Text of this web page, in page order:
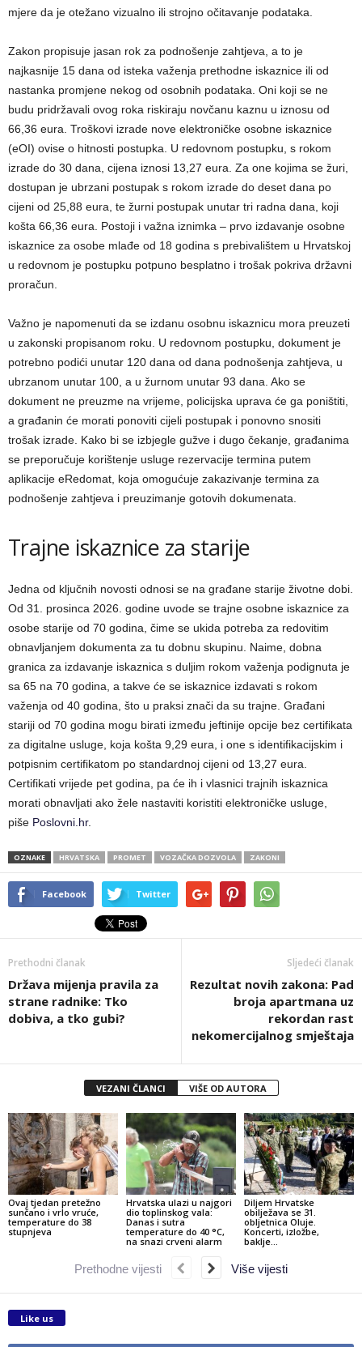
mjere da je otežano vizualno ili strojno očitavanje podataka.
Zakon propisuje jasan rok za podnošenje zahtjeva, a to je
najkasnije 15 dana od isteka važenja prethodne iskaznice ili od
nastanka promjene nekog od osobnih podataka. Oni koji se ne
budu pridržavali ovog roka riskiraju novčanu kaznu u iznosu od
66,36 eura. Troškovi izrade nove elektroničke osobne iskaznice
(eOI) ovise o hitnosti postupka. U redovnom postupku, s rokom
izrade do 30 dana, cijena iznosi 13,27 eura. Za one kojima se žuri,
dostupan je ubrzani postupak s rokom izrade do deset dana po
cijeni od 25,88 eura, te žurni postupak unutar tri radna dana, koji
košta 66,36 eura. Postoji i važna iznimka – prvo izdavanje osobne
iskaznice za osobe mlađe od 18 godina s prebivalištem u Hrvatskoj
u redovnom je postupku potpuno besplatno i trošak pokriva državni
proračun.
Važno je napomenuti da se izdanu osobnu iskaznicu mora preuzeti
u zakonski propisanom roku. U redovnom postupku, dokument je
potrebno podići unutar 120 dana od dana podnošenja zahtjeva, u
ubrzanom unutar 100, a u žurnom unutar 93 dana. Ako se
dokument ne preuzme na vrijeme, policijska uprava će ga poništiti,
a građanin će morati ponoviti cijeli postupak i ponovno snositi
trošak izrade. Kako bi se izbjegle gužve i dugo čekanje, građanima
se preporučuje korištenje usluge rezervacije termina putem
aplikacije eRedomat, koja omogućuje zakazivanje termina za
podnošenje zahtjeva i preuzimanje gotovih dokumenata.
Trajne iskaznice za starije
Jedna od ključnih novosti odnosi se na građane starije životne dobi.
Od 31. prosinca 2026. godine uvode se trajne osobne iskaznice za
osobe starije od 70 godina, čime se ukida potreba za redovitim
obnavljanjem dokumenta za tu dobnu skupinu. Naime, dobna
granica za izdavanje iskaznica s duljim rokom važenja podignuta je
sa 65 na 70 godina, a takve će se iskaznice izdavati s rokom
važenja od 40 godina, što u praksi znači da su trajne. Građani
stariji od 70 godina mogu birati između jeftinije opcije bez certifikata
za digitalne usluge, koja košta 9,29 eura, i one s identifikacijskim i
potpisnim certifikatom po standardnoj cijeni od 13,27 eura.
Certifikati vrijede pet godina, pa će ih i vlasnici trajnih iskaznica
morati obnavljati ako žele nastaviti koristiti elektroničke usluge,
piše Poslovni.hr.
OZNAKE HRVATSKA PROMET VOZAČKA DOZVOLA ZAKONI
Facebook Twitter
Prethodni članak
Država mijenja pravila za
strane radnike: Tko
dobiva, a tko gubi?
Sljedeći članak
Rezultat novih zakona: Pad
broja apartmana uz
rekordan rast
nekomercijalnog smještaja
VEZANI ČLANCI VIŠE OD AUTORA
Ovaj tjedan pretežno
sunčano i vrlo vruće,
temperature do 38
stupnjeva
Hrvatska ulazi u najgori
dio toplinskog vala:
Danas i sutra
temperature do 40 °C,
na snazi crveni alarm
Diljem Hrvatske
obilježava se 31.
obljetnica Oluje.
Koncerti, izložbe,
baklje…
Prethodne vijesti Više vijesti
Like us